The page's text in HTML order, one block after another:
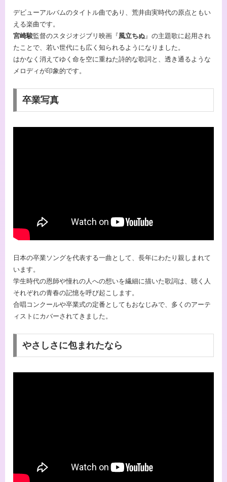
デビューアルバムのタイトル曲であり、荒井由実時代の原点ともい
える楽曲です。
宮崎駿監督のスタジオジブリ映画『風立ちぬ 』の主題歌に起用され
たことで、若い世代にも広く知られるようになりました。
はかなく消えてゆく命を空に重ねた詩的な歌詞と、透き通るような
メロディが印象的です。
卒業写真
日本の卒業ソングを代表する一曲として、長年にわたり親しまれて
います。
学生時代の恩師や憧れの人への想いを繊細に描いた歌詞は、聴く人
それぞれの青春の記憶を呼び起こします。
合唱コンクールや卒業式の定番としてもおなじみで、多くのアーテ
ィストにカバーされてきました。
やさしさに包まれたなら